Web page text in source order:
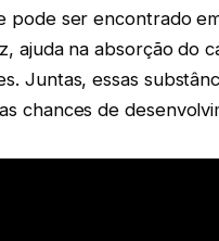
pode ser encontrado
ajuda na absorção do
Juntas, essas
chances de